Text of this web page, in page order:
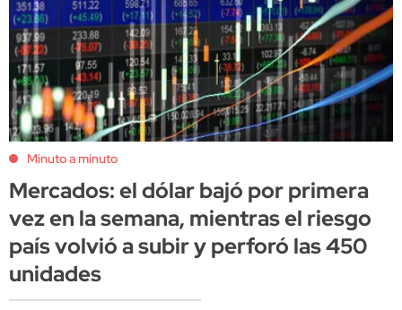
Minuto a minuto
Mercados: el dólar bajó por primera
vez en la semana, mientras el riesgo
país volvió a subir y perforó las 450
unidades